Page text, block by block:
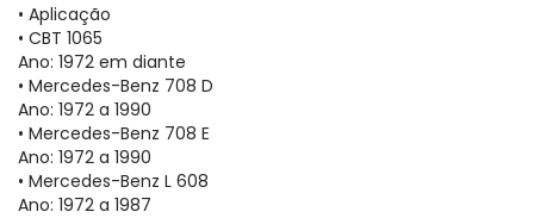
• Aplicação
• CBT 1065
Ano: 1972 em diante
• Mercedes-Benz 708 D
Ano: 1972 a 1990
• Mercedes-Benz 708 E
Ano: 1972 a 1990
• Mercedes-Benz L 608
Ano: 1972 a 1987